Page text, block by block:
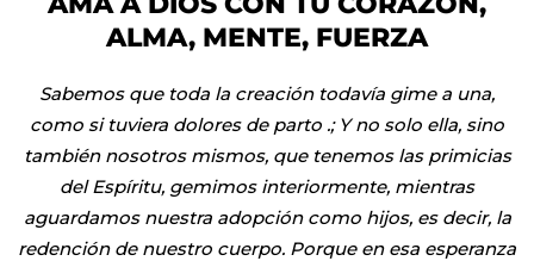
ALMA, MENTE, FUERZA
Sabemos que toda la creación todavía gime a una,
como si tuviera dolores de parto .; Y no solo ella, sino
también nosotros mismos, que tenemos las primicias
del Espíritu, gemimos interiormente, mientras
aguardamos nuestra adopción como hijos, es decir, la
redención de nuestro cuerpo. Porque en esa esperanza